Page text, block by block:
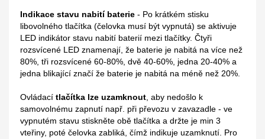
Indikace stavu nabití baterie - Po krátkém stisku
libovolného tlačítka (čelovka musí být vypnutá) se aktivuje
LED indikátor stavu nabití baterií mezi tlačítky. Čtyři
rozsvícené LED znamenají, že baterie je nabitá na více než
80%, tři rozsvícené 60-80%, dvě 40-60%, jedna 20-40% a
jedna blikající značí že baterie je nabitá na méně než 20%.
Ovládací tlačítka lze uzamknout, aby nedošlo k
samovolnému zapnutí např. při převozu v zavazadle - ve
vypnutém stavu stiskněte obě tlačítka a držte je min 3
vteřiny, poté čelovka zabliká, čímž indikuje uzamknutí. Pro